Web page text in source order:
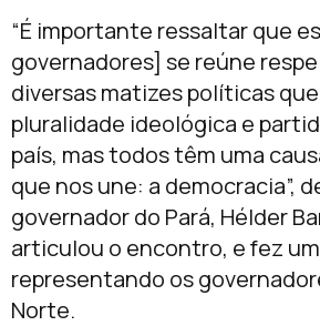
“É importante ressaltar que
governadores] se reúne
diversas matizes políticas
pluralidade ideológica e
país, mas todos têm uma
que nos une: a democracia”,
governador do Pará, Hélder
articulou o encontro, e fez
representando os
Norte.